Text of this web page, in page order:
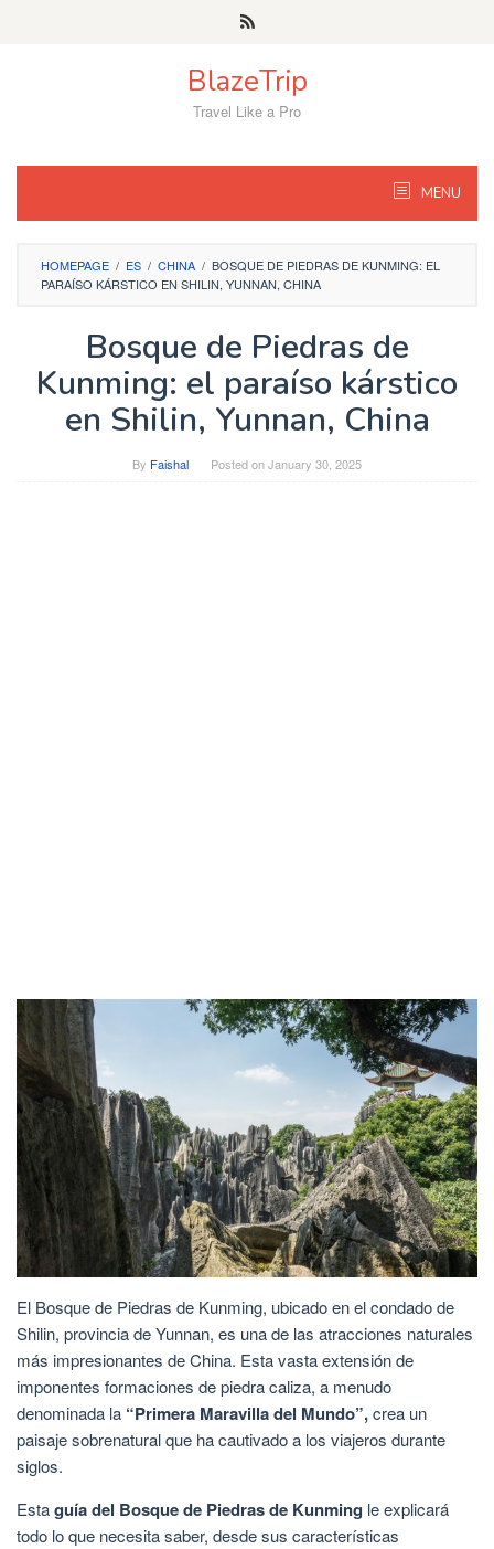
BlazeTrip
Travel Like a Pro
MENU
HOMEPAGE / ES / CHINA / BOSQUE DE PIEDRAS DE KUNMING: EL
PARAÍSO KÁRSTICO EN SHILIN, YUNNAN, CHINA
Bosque de Piedras de
Kunming: el paraíso kárstico
en Shilin, Yunnan, China
By Faishal Posted onJanuary 30, 2025
El Bosque de Piedras de Kunming, ubicado en el condado de
Shilin, provincia de Yunnan, es una de las atracciones naturales
más impresionantes de China. Esta vasta extensión de
imponentes formaciones de piedra caliza, a menudo
denominada la “Primera Maravilla del Mundo”,crea un
paisaje sobrenatural que ha cautivado a los viajeros durante
siglos.
Estaguía del Bosque de Piedras de Kunming le explicará
todo lo que necesita saber, desde sus características